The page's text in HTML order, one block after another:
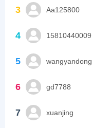
3 Aa125800
4 15810440009
5 wangyandong
6 gd7788
7 xuanjing